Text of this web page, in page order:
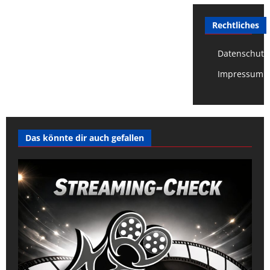
Rechtliches
Impressum
Das könnte dir auch gefallen